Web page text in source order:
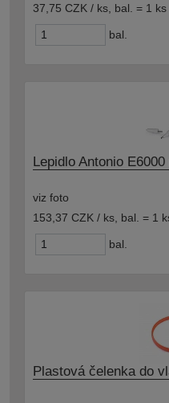
37,75 CZK / ks bal. = 1 ks
bal.
Lepidlo Antonio
viz foto
153,37 CZK / ks bal. = 1
bal.
Plastová čelenka do